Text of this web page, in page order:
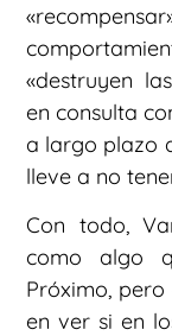
«destruyen
en consulta
a largo plazo
lleve a no
Con todo,
como algo
Próximo,
en ver si en